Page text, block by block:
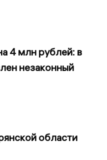
4 млн рублей: в
незаконный
области